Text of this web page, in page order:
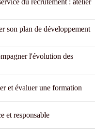
son plan de développement
l'évolution des
et évaluer une formation
et responsable